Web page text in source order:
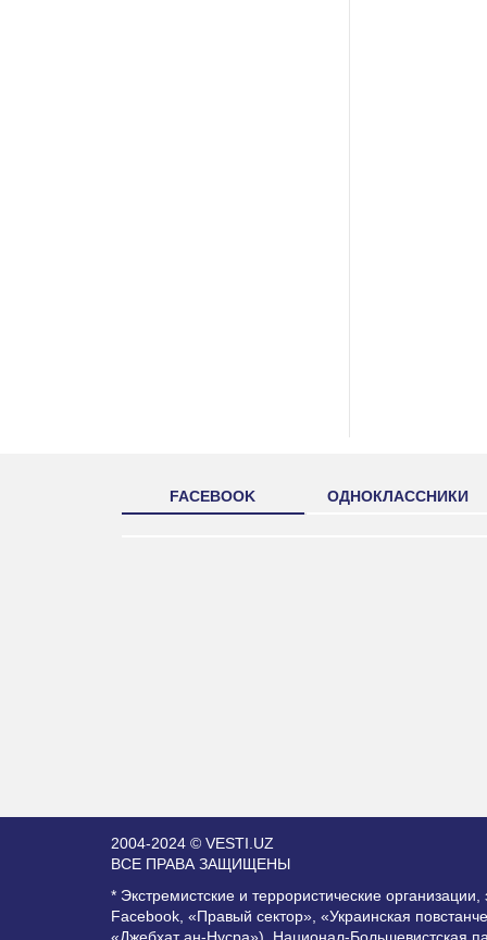
FACEBOOK ОДНОКЛАССНИКИ
2004-2024 © VESTI.UZ
ВСЕ ПРАВА ЗАЩИЩЕНЫ
* Экстремистские и террористические
Facebook, «Правый сектор», «Украинская
«Джебхат ан-Нусра»), Национал-Большевистская